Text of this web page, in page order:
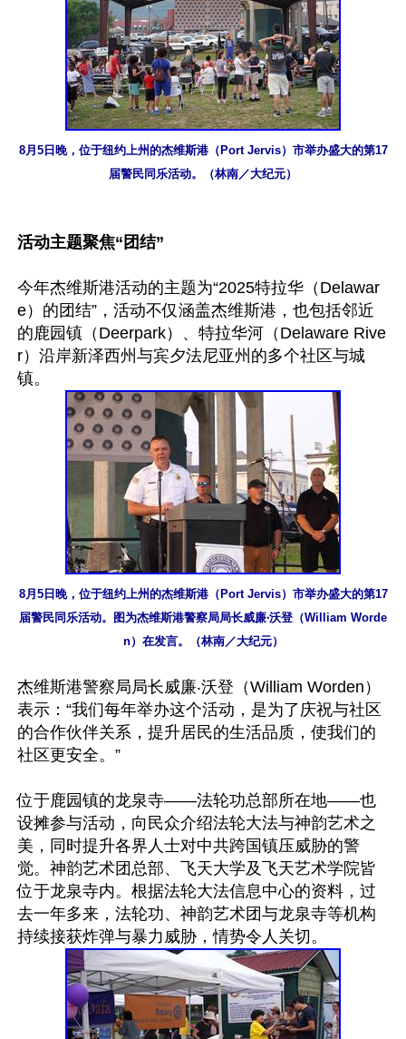
8月5日晚，位于纽约上州的杰维斯港（Port Jervis）市举办盛大的第17
届警民同乐活动。（林南／大纪元）
活动主题聚焦“团结”
今年杰维斯港活动的主题为“2025特拉华（Delawar
e）的团结”，活动不仅涵盖杰维斯港，也包括邻近
的鹿园镇（Deerpark）、特拉华河（Delaware Rive
r）沿岸新泽西州与宾夕法尼亚州的多个社区与城
8月5日晚，位于纽约上州的杰维斯港（Port Jervis）市举办盛大的第17
届警民同乐活动。图为杰维斯港警察局局长威廉‧沃登（William Worde
n）在发言。（林南／大纪元）
杰维斯港警察局局长威廉‧沃登（William Worden）
表示：“我们每年举办这个活动，是为了庆祝与社区
的合作伙伴关系，提升居民的生活品质，使我们的
社区更安全。”
位于鹿园镇的龙泉寺——法轮功总部所在地——也
设摊参与活动，向民众介绍法轮大法与神韵艺术之
美，同时提升各界人士对中共跨国镇压威胁的警
觉。神韵艺术团总部、飞天大学及飞天艺术学院皆
位于龙泉寺内。根据法轮大法信息中心的资料，过
去一年多来，法轮功、神韵艺术团与龙泉寺等机构